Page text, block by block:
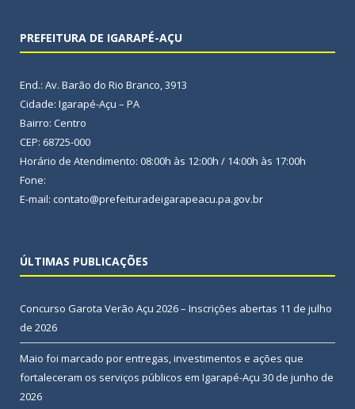
PREFEITURA DE IGARAPÉ-AÇU
End.: Av. Barão do Rio Branco, 3913
Cidade: Igarapé-Açu – PA
Bairro: Centro
CEP: 68725-000
Horário de Atendimento: 08:00h às 12:00h / 14:00h às 17:00h
Fone:
E-mail: contato@prefeituradeigarapeacu.pa.gov.br
ÚLTIMAS PUBLICAÇÕES
Concurso Garota Verão Açu 2026 – Inscrições abertas 11 de julho
de 2026
Maio foi marcado por entregas, investimentos e ações que
fortaleceram os serviços públicos em Igarapé-Açu 30 de junho de
2026